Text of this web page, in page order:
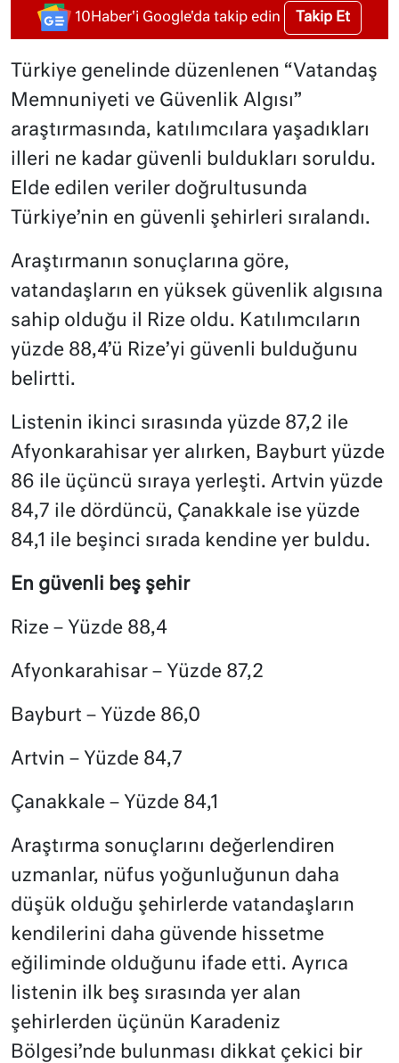
10Haber'i Google'da takip edin Takip Et
Türkiye genelinde düzenlenen “Vatandaş
Memnuniyeti ve Güvenlik Algısı”
araştırmasında, katılımcılara yaşadıkları
illeri ne kadar güvenli buldukları soruldu.
Elde edilen veriler doğrultusunda
Türkiye’nin en güvenli şehirleri sıralandı.
Araştırmanın sonuçlarına göre,
vatandaşların en yüksek güvenlik algısına
sahip olduğu il Rize oldu. Katılımcıların
yüzde 88,4’ü Rize’yi güvenli bulduğunu
belirtti.
Listenin ikinci sırasında yüzde 87,2 ile
Afyonkarahisar yer alırken, Bayburt yüzde
86 ile üçüncü sıraya yerleşti. Artvin yüzde
84,7 ile dördüncü, Çanakkale ise yüzde
84,1 ile beşinci sırada kendine yer buldu.
En güvenli beş şehir
Rize – Yüzde 88,4
Afyonkarahisar – Yüzde 87,2
Bayburt – Yüzde 86,0
Artvin – Yüzde 84,7
Çanakkale – Yüzde 84,1
Araştırma sonuçlarını değerlendiren
uzmanlar, nüfus yoğunluğunun daha
düşük olduğu şehirlerde vatandaşların
kendilerini daha güvende hissetme
eğiliminde olduğunu ifade etti. Ayrıca
listenin ilk beş sırasında yer alan
şehirlerden üçünün Karadeniz
Bölgesi’nde bulunması dikkat çekici bir